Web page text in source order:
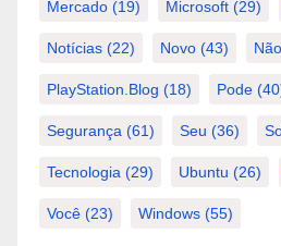
Mercado (19) Microsoft (29)
Notícias (22) Novo (43) Não
PlayStation.Blog (18) Pode
Segurança (61) Seu (36)
Tecnologia (29) Ubuntu (26)
Você (23) Windows (55)